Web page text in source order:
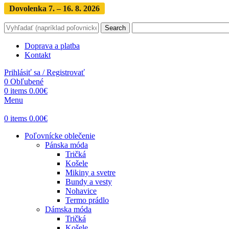
Dovolenka 7. – 16. 8. 2026
Search
Doprava a platba
Kontakt
Prihlásiť sa / Registrovať
0 Obľubené
0 items 0.00€
Menu
0 items 0.00€
Poľovnícke oblečenie
Pánska móda
Tričká
Košele
Mikiny a svetre
Bundy a vesty
Nohavice
Termo prádlo
Dámska móda
Tričká